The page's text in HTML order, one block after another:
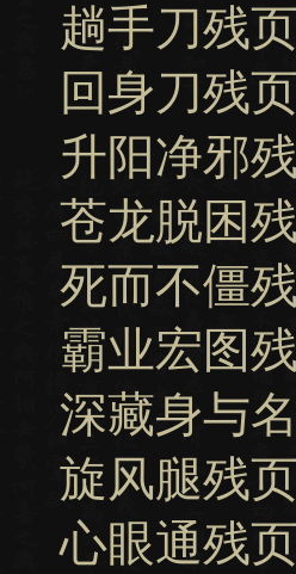
趟手刀残
回身刀残
升阳净邪
苍龙脱困
死而不僵
霸业宏图
深藏身与
旋风腿残
心眼通残